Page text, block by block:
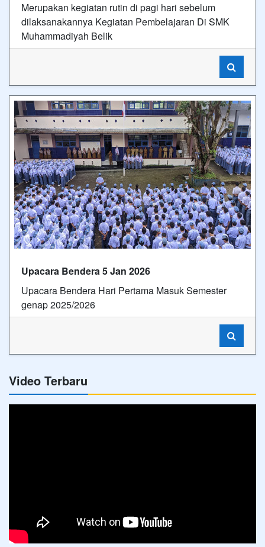
Merupakan kegiatan rutin di pagi hari sebelum
dilaksanakannya Kegiatan Pembelajaran Di SMK
Muhammadiyah Belik
Upacara Bendera 5 Jan 2026
Upacara Bendera Hari Pertama Masuk Semester
genap 2025/2026
Video Terbaru